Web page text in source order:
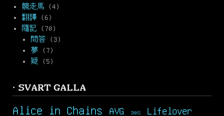
競走馬 (4)
翻譯 (6)
隨記 (70)
問答 (3)
夢 (7)
疑 (5)
· SVART GALLA
Alice in Chains AVG INXS Lifelover